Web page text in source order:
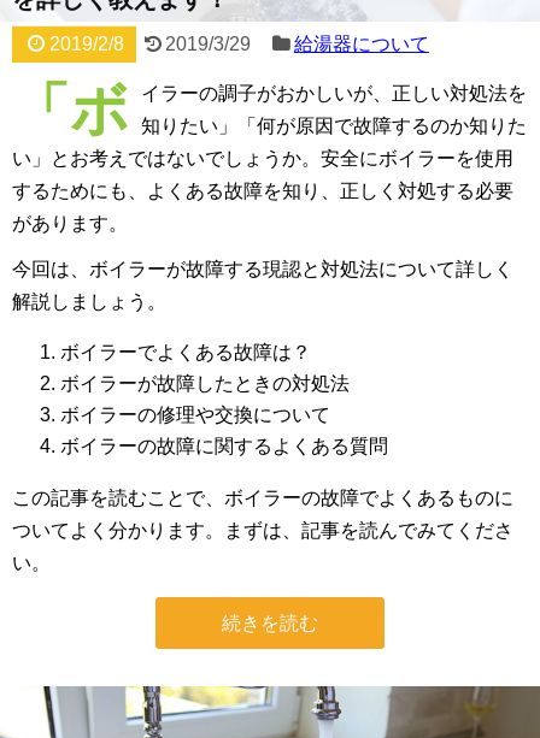
2019/2/8 2019/3/29 給湯器について
「ボ
イラーの調子がおかしいが、正しい対処法を
知りたい」「何が原因で故障するのか知りた
い」とお考えではないでしょうか。安全にボイラーを使用
するためにも、よくある故障を知り、正しく対処する必要
があります。
今回は、ボイラーが故障する現認と対処法について詳しく
解説しましょう。
ボイラーでよくある故障は？
ボイラーが故障したときの対処法
ボイラーの修理や交換について
ボイラーの故障に関するよくある質問
この記事を読むことで、ボイラーの故障でよくあるものに
ついてよく分かります。まずは、記事を読んでみてくださ
い。
続きを読む